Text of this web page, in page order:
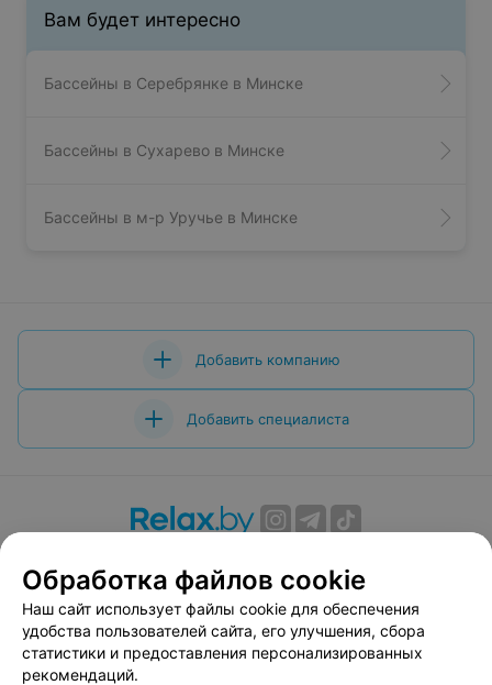
Вам будет интересно
Бассейны в Серебрянке в Минске
Бассейны в Сухарево в Минске
Бассейны в м-р Уручье в Минске
Добавить компанию
Добавить специалиста
Вакансии
Публичный договор
Способы оплаты
Публичный договор по использованию сервиса
«Афиша»
Пользовательское соглашение
Обработка файлов cookie
Наш сайт использует файлы cookie для обеспечения
удобства пользователей сайта, его улучшения, сбора
статистики и предоставления персонализированных
рекомендаций.